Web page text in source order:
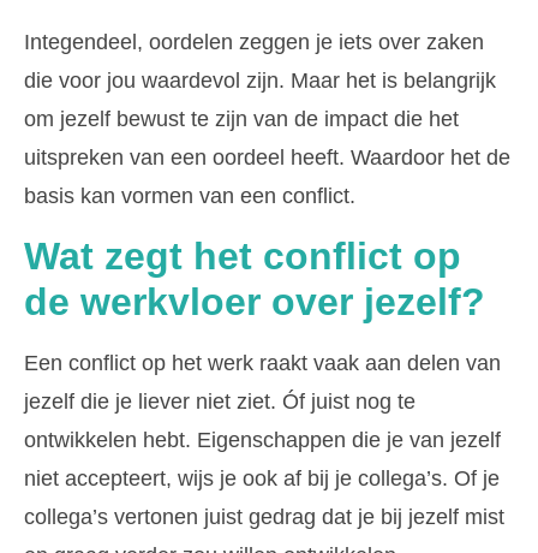
Integendeel, oordelen zeggen je iets over zaken
die voor jou waardevol zijn. Maar het is belangrijk
om jezelf bewust te zijn van de impact die het
uitspreken van een oordeel heeft. Waardoor het de
basis kan vormen van een conflict.
Wat zegt het conflict op
de werkvloer over jezelf?
Een conflict op het werk raakt vaak aan delen van
jezelf die je liever niet ziet. Óf juist nog te
ontwikkelen hebt. Eigenschappen die je van jezelf
niet accepteert, wijs je ook af bij je collega’s. Of je
collega’s vertonen juist gedrag dat je bij jezelf mist